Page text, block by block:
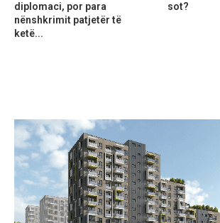
diplomaci, por para
nënshkrimit patjetër të
ketë...
sot?